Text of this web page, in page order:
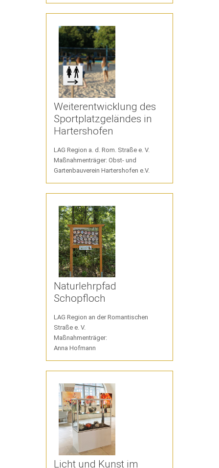
Weiterentwicklung des
Sportplatzgeländes in
Hartershofen
LAG Region a. d. Rom. Straße e. V.
Maßnahmenträger: Obst- und
Gartenbauverein Hartershofen e.V.
Naturlehrpfad
Schopfloch
LAG Region an der Romantischen
Straße e. V.
Maßnahmenträger:
Anna Hofmann
Licht und Kunst im